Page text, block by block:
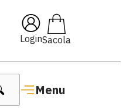
Login
Menu
🔥 Lançamentos